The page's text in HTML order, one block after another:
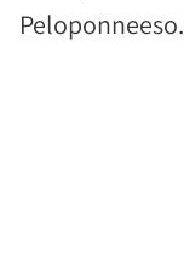
Peloponneeso.